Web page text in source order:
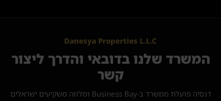
Danesya Properties L.L.C
המשרד שלנו בדובאי והדרך ליצור
קשר
דנסיה פועלת ממשרד ב-Business Bay ומלווה משקיעים ישראלים